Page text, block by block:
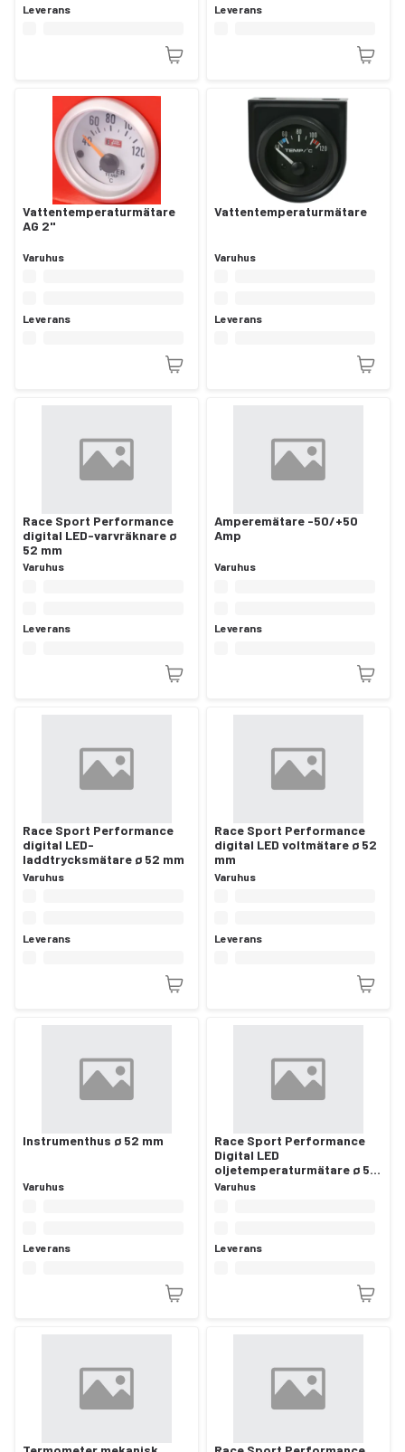
Leverans Leverans
Vattentemperaturmätare
AG 2"
Varuhus
Leverans
Vattentemperaturmätare
Varuhus
Leverans
Race Sport Performance
digital LED-varvräknare ø
52 mm
Varuhus
Leverans
Amperemätare -50/+50
Amp
Varuhus
Leverans
Race Sport Performance
digital LED-
laddtrycksmätare ø 52 mm
Varuhus
Leverans
Race Sport Performance
digital LED voltmätare ø 52
mm
Varuhus
Leverans
Instrumenthus ø 52 mm
Varuhus
Leverans
Race Sport Performance
Digital LED
oljetemperaturmätare ø 52
mm
Varuhus
Leverans